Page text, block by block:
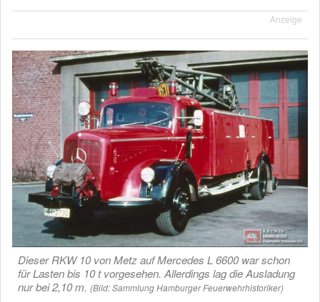
Anzeige
Dieser RKW 10 von Metz auf Mercedes L 6600 war schon
für Lasten bis 10 t vorgesehen. Allerdings lag die Ausladung
nur bei 2,10 m. (Bild: Sammlung Hamburger Feuerwehrhistoriker)